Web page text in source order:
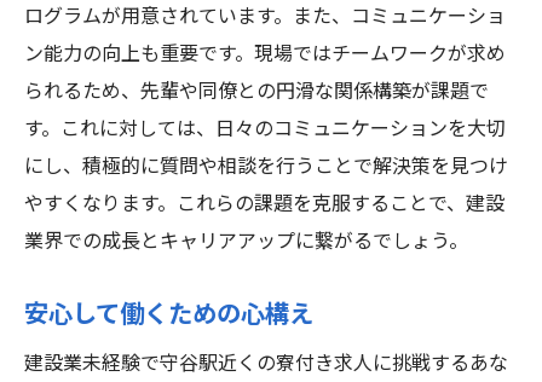
ログラムが用意されています。また、コミュニケーショ
ン能力の向上も重要です。現場ではチームワークが求め
られるため、先輩や同僚との円滑な関係構築が課題で
す。これに対しては、日々のコミュニケーションを大切
にし、積極的に質問や相談を行うことで解決策を見つけ
やすくなります。これらの課題を克服することで、建設
業界での成長とキャリアアップに繋がるでしょう。
安心して働くための心構え
建設業未経験で守谷駅近くの寮付き求人に挑戦するあな